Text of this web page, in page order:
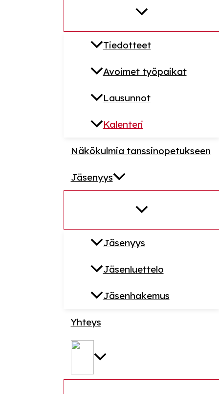
Tiedotteet
Avoimet työpaikat
Lausunnot
Kalenteri
Näkökulmia tanssinopetukseen
Jäsenyys
Jäsenyys
Jäsenluettelo
Jäsenhakemus
Yhteys